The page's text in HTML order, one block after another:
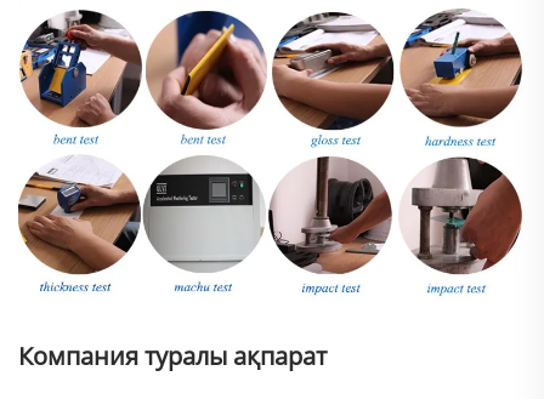
Компания туралы ақпарат